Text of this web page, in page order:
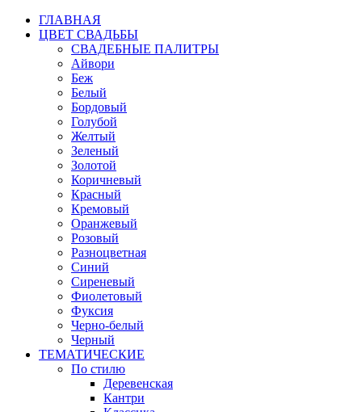
ГЛАВНАЯ
ЦВЕТ СВАДЬБЫ
СВАДЕБНЫЕ ПАЛИТРЫ
Айвори
Беж
Белый
Бордовый
Голубой
Желтый
Зеленый
Золотой
Коричневый
Красный
Кремовый
Оранжевый
Розовый
Разноцветная
Синий
Сиреневый
Фиолетовый
Фуксия
Черно-белый
Черный
ТЕМАТИЧЕСКИЕ
По стилю
Деревенская
Кантри